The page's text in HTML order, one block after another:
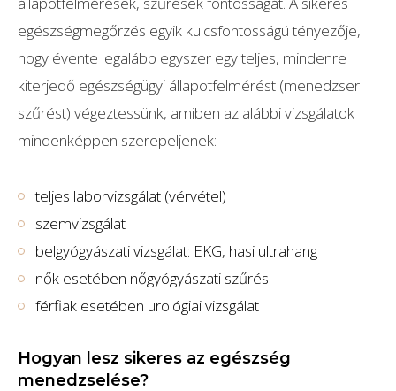
egészségmegőrzés egyik kulcsfontosságú tényezője,
hogy évente legalább egyszer egy teljes, mindenre
kiterjedő egészségügyi állapotfelmérést (menedzser
szűrést) végeztessünk, amiben az alábbi vizsgálatok
mindenképpen szerepeljenek:
teljes laborvizsgálat (vérvétel)
szemvizsgálat
belgyógyászati vizsgálat: EKG, hasi ultrahang
nők esetében nőgyógyászati szűrés
férfiak esetében urológiai vizsgálat
Hogyan lesz sikeres az egészség
menedzselése?